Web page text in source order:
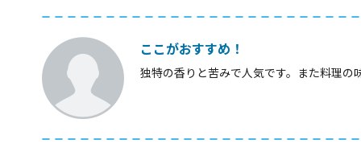
ここがおすすめ！
独特の香りと苦みで人気です。また料理の